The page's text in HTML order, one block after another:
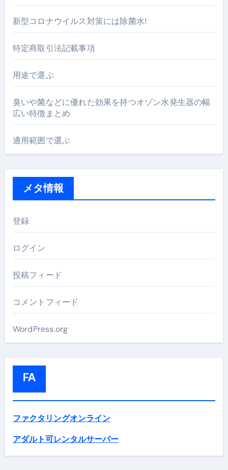
新型コロナウイルス対策には除菌水!
特定商取引法記載事項
用途で選ぶ
臭いや菌などに優れた効果を持つオゾン水発生器の幅
広い特徴まとめ
適用範囲で選ぶ
メタ情報
登録
ログイン
投稿フィード
コメントフィード
WordPress.org
FA
ファクタリングオンライン
アダルト可レンタルサーバー